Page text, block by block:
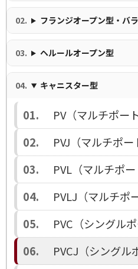
フランジオープン型・バ
ヘルールオープン型
キャニスター型
PV（マルチポート
PVJ（マルチポー
PVL（マルチポー
PVLJ（マルチポ
PVC（シングルポ
PVCJ（シングル